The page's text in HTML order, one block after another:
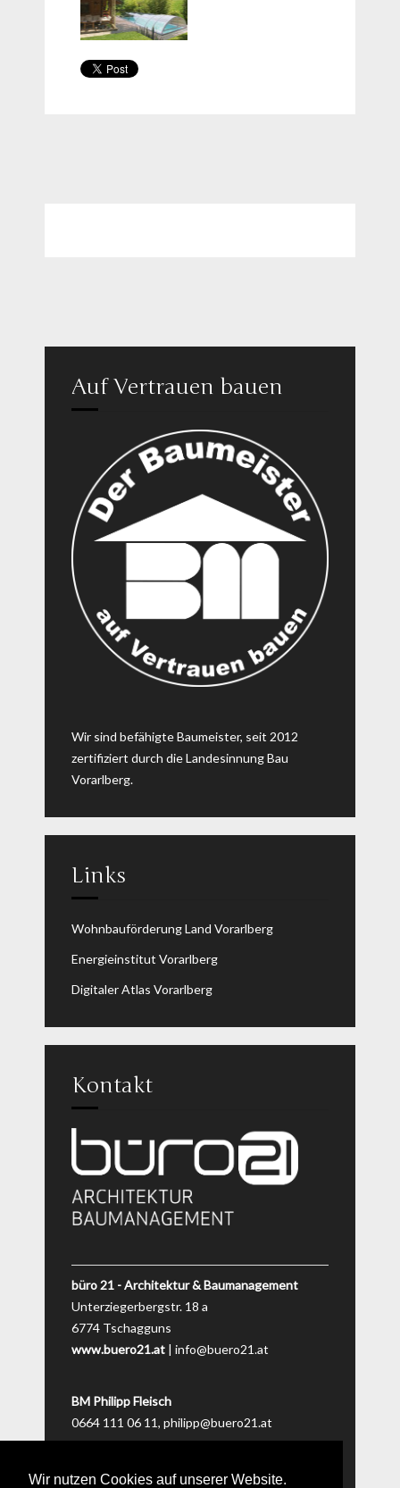
Wir nutzen Cookies auf unserer Website.
Auf Vertrauen bauen
Wir sind befähigte Baumeister, seit 2012
zertifiziert durch die Landesinnung Bau
Vorarlberg.
Links
Wohnbauförderung Land Vorarlberg
Energieinstitut Vorarlberg
Digitaler Atlas Vorarlberg
Kontakt
büro 21 - Architektur & Baumanagement
Unterziegerbergstr. 18 a
6774 Tschagguns
www.buero21.at | info@buero21.at
BM Philipp Fleisch
0664 111 06 11, philipp@buero21.at
0660 643 06 09,matthias@buero21.at